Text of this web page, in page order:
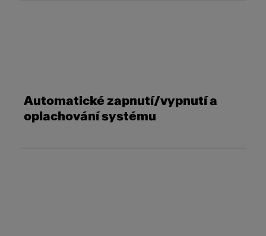
Automatické zapnutí/vypnutí a
oplachování systému